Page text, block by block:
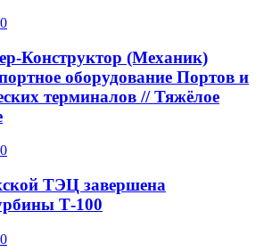
0
Конструктор (Механик)
оборудование Портов и
терминалов // Тяжёлое
0
ТЭЦ завершена
Т-100
0